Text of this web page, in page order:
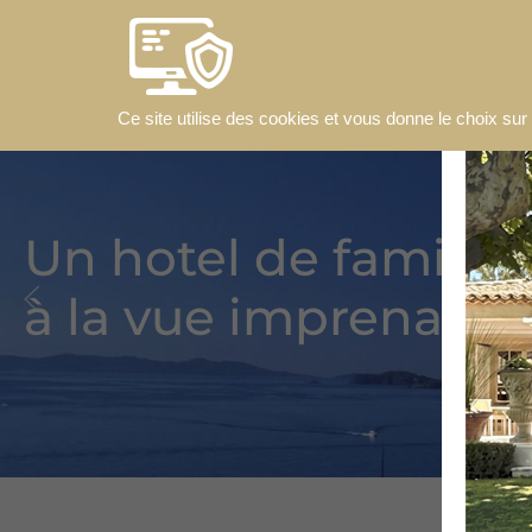
Accéder au contenu principal
Un hotel de famille
à la vue imprenable
Ce site utilise des cookies et vous donne le choix